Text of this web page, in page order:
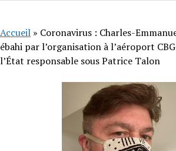
Accueil » Coronavirus : Charles-
ébahi par l’organisation à l’aéroport
l’État responsable sous Patrice Talon